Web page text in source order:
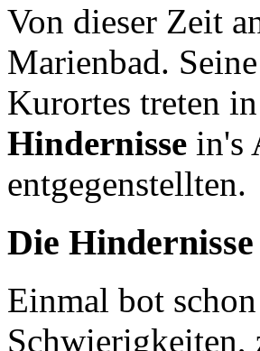
Von dieser Zeit
Marienbad.
Kurortes treten
Hindernisse in's
entgegenstellten.
Die
Einmal bot
Schwierigkeiten,